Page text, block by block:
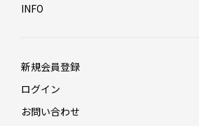
INFO
新規会員登録
ログイン
お問い合わせ